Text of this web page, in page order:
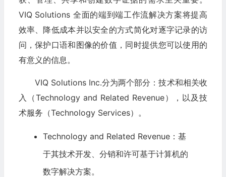
VIQ Solutions 全面的端到端工作流解决方案将提高
效率、降低成本并以安全的方式简化对逐字记录的访
问，保护口语和图像的价值，同时提供您可以使用的
有意义的信息。
VIQ Solutions Inc.分为两个部分：技术和相关收
入（Technology and Related Revenue），以及技
术服务（Technology Services）。
Technology and Related Revenue：基
于其技术开发、分销和许可基于计算机的
数字解决方案。